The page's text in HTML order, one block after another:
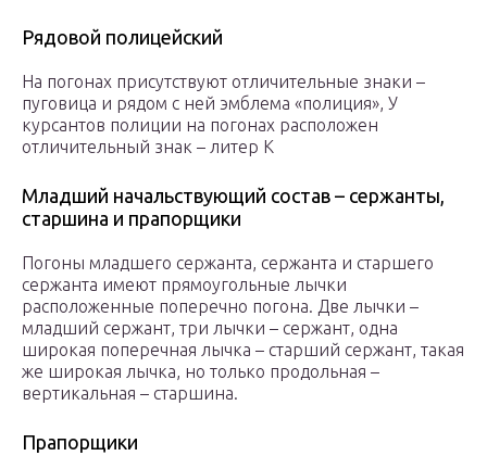
Рядовой полицейский
На погонах присутствуют отличительные знаки –
пуговица и рядом с ней эмблема «полиция», У
курсантов полиции на погонах расположен
отличительный знак – литер К
Младший начальствующий состав – сержанты,
старшина и прапорщики
Погоны младшего сержанта, сержанта и старшего
сержанта имеют прямоугольные лычки
расположенные поперечно погона. Две лычки –
младший сержант, три лычки – сержант, одна
широкая поперечная лычка – старший сержант, такая
же широкая лычка, но только продольная –
вертикальная – старшина.
Прапорщики